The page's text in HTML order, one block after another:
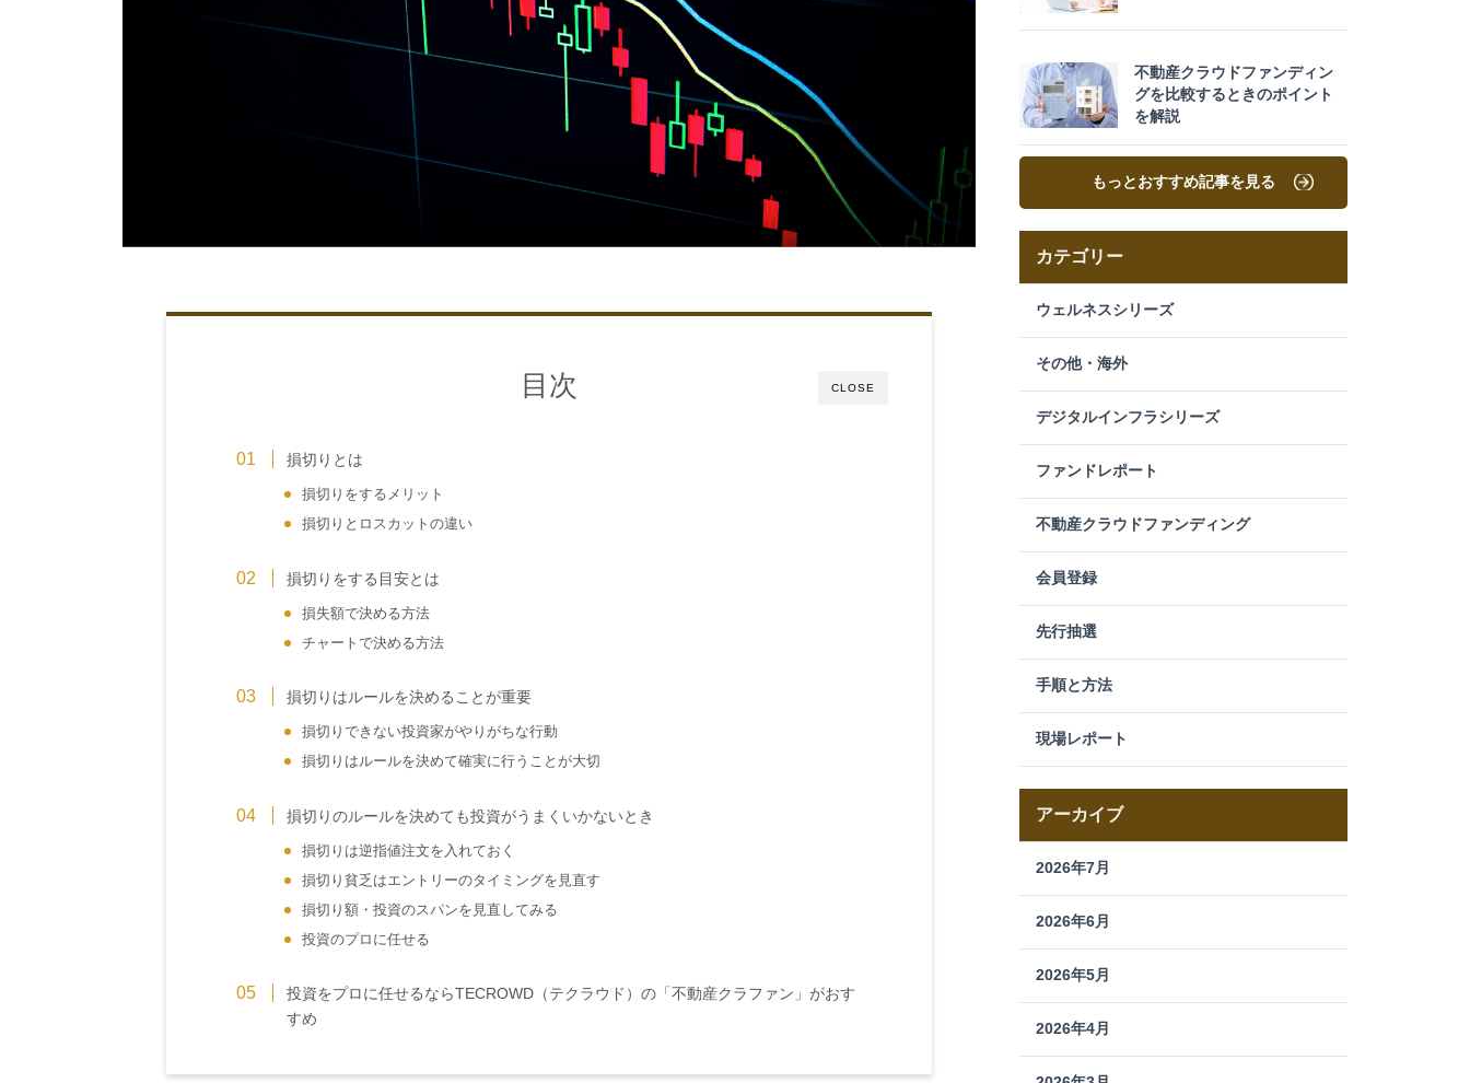
CLOSE
目次
損切りとは
損切りをするメリット
損切りとロスカットの違い
損切りをする目安とは
損失額で決める方法
チャートで決める方法
損切りはルールを決めることが重要
損切りできない投資家がやりがちな行動
損切りはルールを決めて確実に行うことが大切
損切りのルールを決めても投資がうまくいかないとき
損切りは逆指値注文を入れておく
損切り貧乏はエントリーのタイミングを見直す
損切り額・投資のスパンを見直してみる
投資のプロに任せる
投資をプロに任せるならTECROWD（テクラウド）の「不動産クラファン」がおす
すめ
不動産クラウドファンディン
グを比較するときのポイント
を解説
もっとおすすめ記事を見る
カテゴリー
ウェルネスシリーズ
その他・海外
デジタルインフラシリーズ
ファンドレポート
不動産クラウドファンディング
会員登録
先行抽選
手順と方法
現場レポート
アーカイブ
2026年7月
2026年6月
2026年5月
2026年4月